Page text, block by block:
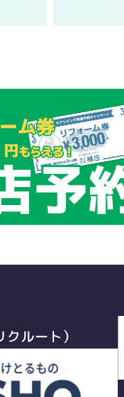
ルート）